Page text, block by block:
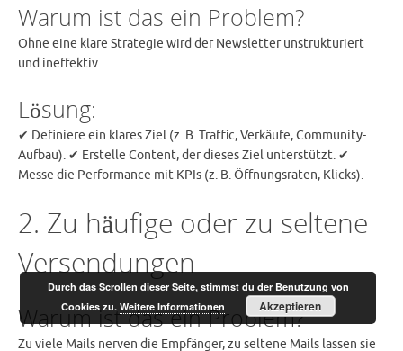
Warum ist das ein Problem?
Ohne eine klare Strategie wird der Newsletter unstrukturiert
und ineffektiv.
Lösung:
✔ Definiere ein klares Ziel (z. B. Traffic, Verkäufe, Community-
Aufbau). ✔ Erstelle Content, der dieses Ziel unterstützt. ✔
Messe die Performance mit KPIs (z. B. Öffnungsraten, Klicks).
2. Zu häufige oder zu seltene
Versendungen
Warum ist das ein Problem?
Zu viele Mails nerven die Empfänger, zu seltene Mails lassen sie
Durch das Scrollen dieser Seite, stimmst du der Benutzung von
Cookies zu. Weitere Informationen Akzeptieren